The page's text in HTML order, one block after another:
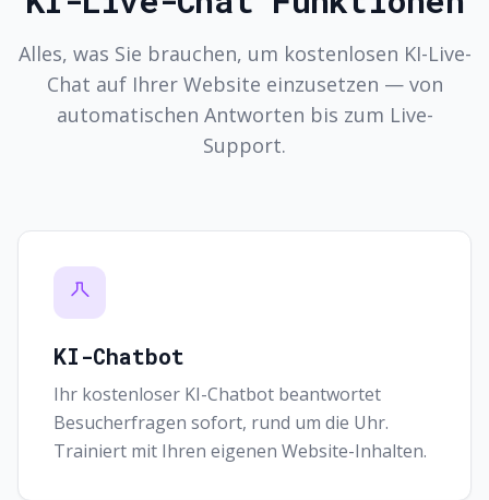
Alles, was Sie brauchen, um kostenlosen KI-Live-
Chat auf Ihrer Website einzusetzen — von
automatischen Antworten bis zum Live-
Support.
KI-Chatbot
Ihr kostenloser KI-Chatbot beantwortet
Besucherfragen sofort, rund um die Uhr.
Trainiert mit Ihren eigenen Website-Inhalten.